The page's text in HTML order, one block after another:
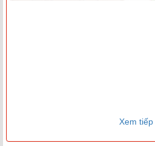
Xem tiếp